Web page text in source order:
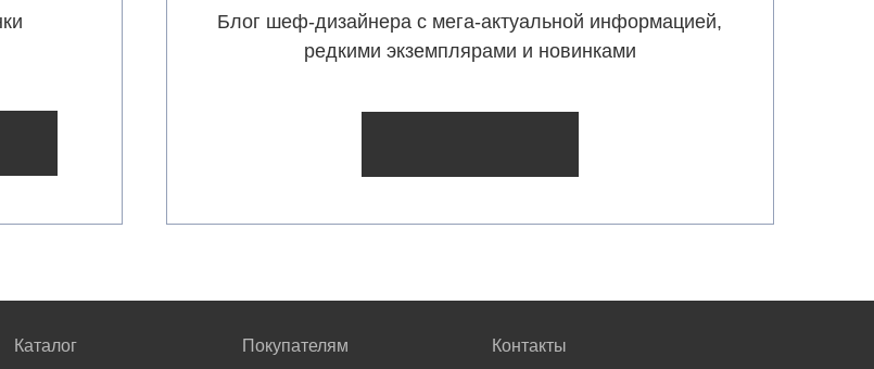
Блог шеф-дизайнера с мега-актуальной информацией,
редкими экземплярами и новинками
Каталог Покупателям Контакты